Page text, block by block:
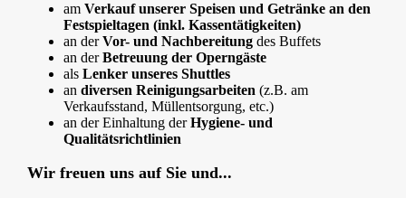
am Verkauf unserer Speisen und Getränke an den
Festspieltagen (inkl. Kassentätigkeiten)
an derVor- und Nachbereitung des Buffets
an derBetreuung der Operngäste
als Lenker unseres Shuttles
an diversen Reinigungsarbeiten (z.B. am
Verkaufsstand, Müllentsorgung, etc.)
an der Einhaltung derHygiene- und
Qualitätsrichtlinien
Wir freuen uns auf Sie und...